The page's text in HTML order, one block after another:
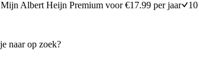
Mijn Albert Heijn Premium voor €17.99 per jaar